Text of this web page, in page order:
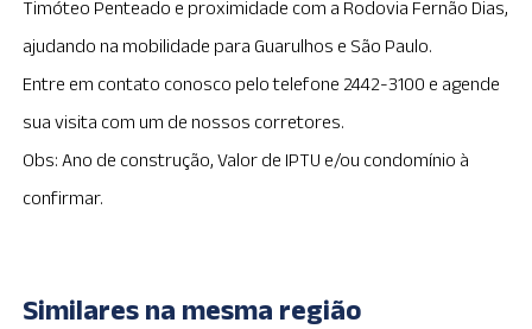
Timóteo Penteado e proximidade com a Rodovia Fernão Dias,
ajudando na mobilidade para Guarulhos e São Paulo.
Entre em contato conosco pelo telefone 2442-3100 e agende
sua visita com um de nossos corretores.
Obs: Ano de construção, Valor de IPTU e/ou condomínio à
confirmar.
Similares na mesma região